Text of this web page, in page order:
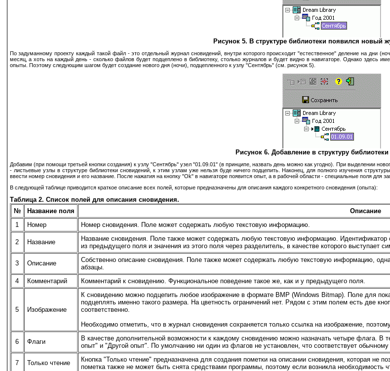
Рисунок 5. В структуре библиотеки появился новый
По задуманному проекту каждый такой файл - это отдельный журнал сновидений, внутри которого происходит "естественное" деление на дни
месяц, а хоть на каждый день - сколько файлов будет подцеплено в библиотеку, столько журналов и будет видно в навигаторе. Однако здесь
опыты. Поэтому следующим шагом будет создание нового дня (ночи), подцепленного к узлу "Сентябрь" (см. рисунок 5).
Рисунок 6. Добавление в структуру
Добавим (при помощи третьей кнопки создания) к узлу "Сентябрь" узел "01.09.01" (в принципе, назвать день можно как угодно). При выделении
- листьевые узлы в структуре библиотеки сновидений, к этим узлам уже нельзя буде ничего подцепить. Наконец, для полного изучения
ввести номер сновидения и его название. После нажатия на кнопку "Ok" в навигаторе появится опыт, а в рабочей области - специальные поля для
В следующей таблице приводится краткое описание всех полей, которые предназначены для описания каждого конкретного сновидения (опыта):
Таблица 2. Список полей для описания сновидения.
№
Название поля
Описание
1
Номер Номер сновидения. Поле может содержать любую текстовую информацию.
2 Название
Название сновидения. Поле также может содержать любую текстовую информацию.
из предыдущего поля и значения из этого поля через разделитель, в качестве которого выступает
3 Описание
Собственно описание сновидения. Поле также может содержать любую текстовую информацию,
абзацы.
4
Комментарий Комментарий к сновидению. Функциональное поведение такое же, как и у предыдущего поля.
5 Изображение
К сновидению можно подцепить любое изображение в формате BMP (Windows Bitmap). Поле для
подцеплять именно такого размера. На цветность ограничений нет. Рядом с этим полем есть две
соответственно.
Необходимо отметить, что в журнал сновидения сохраняется только ссылка на изображение,
6 Флаги
В качестве дополнительной возможности к каждому сновидению можно назначать четыре флага.
опыт" и "Другой опыт". По умолчанию ни один из флагов не установлен, что соответствует обычному
7 Только чтение
Кнопка "Только чтение" предназначена для создания пометки на описании сновидения, которая не
пометка также не может быть снята средствами программы, поэтому если возникла необходимость